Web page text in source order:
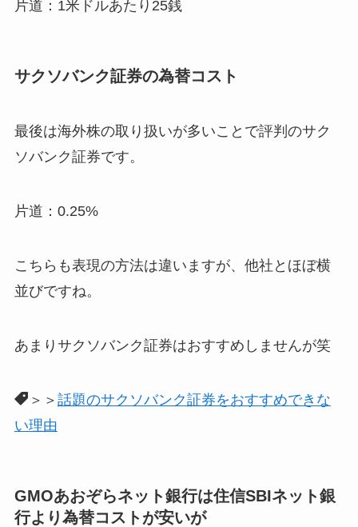
片道：1米ドルあたり25銭
サクソバンク証券の為替コスト
最後は海外株の取り扱いが多いことで評判のサク
ソバンク証券です。
片道：0.25%
こちらも表現の方法は違いますが、他社とほぼ横
並びですね。
あまりサクソバンク証券はおすすめしませんが笑
＞＞ 話題のサクソバンク証券をおすすめできな
い理由
GMOあおぞらネット銀行は住信SBIネット銀
行より為替コストが安いが